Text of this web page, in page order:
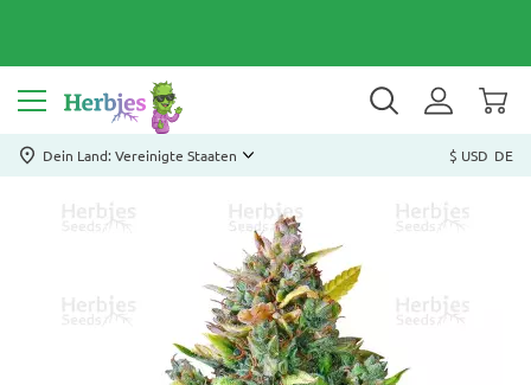
Dein Land: Vereinigte Staaten $ USD DE